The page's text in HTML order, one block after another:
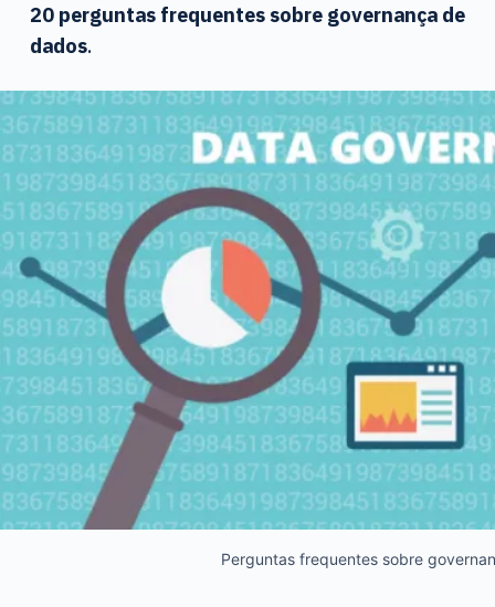
20 perguntas frequentes sobre governança de
dados.
Perguntas frequentes sobre